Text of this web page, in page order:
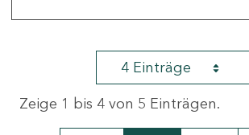
4 Einträge
Zeige 1 bis 4 von 5 Einträgen.